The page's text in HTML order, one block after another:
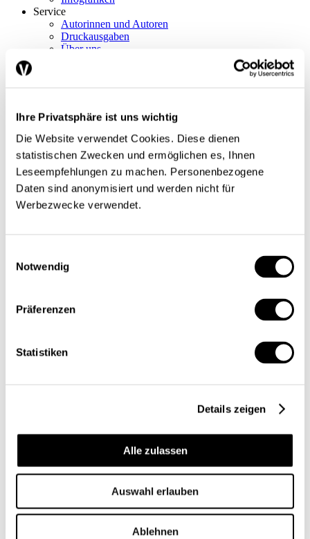
Ihre Privatsphäre ist uns wichtig
Die Website verwendet Cookies. Diese dienen
statistischen Zwecken und ermöglichen es, Ihnen
Leseempfehlungen zu machen. Personenbezogene
Daten sind anonymisiert und werden nicht für
Werbezwecke verwendet.
Notwendig
Präferenzen
Statistiken
Details zeigen
Alle zulassen
Auswahl erlauben
Ablehnen
Service
Autorinnen und Autoren
Druckausgaben
Über uns
Die App
Abo
Themen
Arbeitsmarkt
Finanzen / Steuern
Finanzmärkte
International
Meinungen
Nachgefragt
Konjunkturtendenzen
Druckausgaben
Datenschutz/Rechtliches
Die App